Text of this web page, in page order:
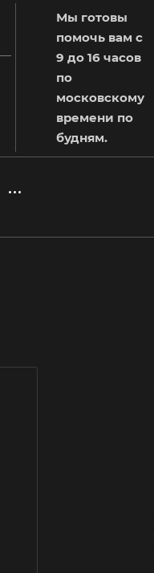
Мы готовы
помочь вам с
9 до 16 часов
по
московскому
времени по
будням.